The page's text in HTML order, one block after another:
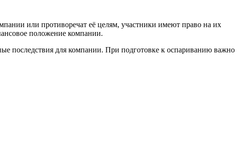
или противоречат её целям, участники имеют право на их
положение компании.
последствия для компании. При подготовке к оспариванию важно